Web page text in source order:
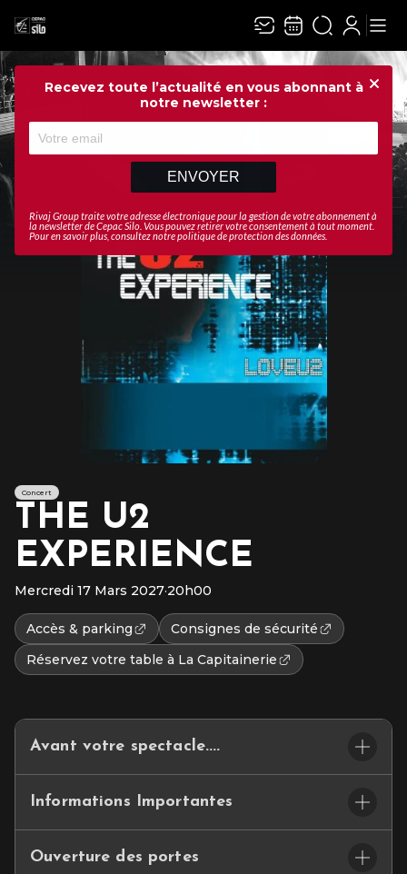
Recevez toute l’actualité en vous abonnant à
notre newsletter :
ENVOYER
Rivaj Group traite votre adresse électronique pour la gestion de votre abonnement à
la newsletter deCepac Silo . Vous pouvez retirer votre consentement à tout moment.
Pour en savoir plus, consultez notrepolitique de protection des données
Concert
THE U2
EXPERIENCE
Mercredi 17 Mars 2027·20h00
Accès & parking
Consignes de sécurité
Réservez votre table à La Capitainerie
Avant votre spectacle....
LA CAPITAINERIE DU CEPAC SILO.
tapas
Informations Importantes
Ouverture des portes